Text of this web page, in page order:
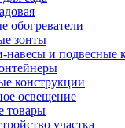
обогреватели
зонты
навесы и подвесные
конструкции
освещение
товары
участка